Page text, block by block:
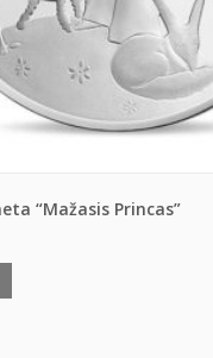
“Mažasis Princas”